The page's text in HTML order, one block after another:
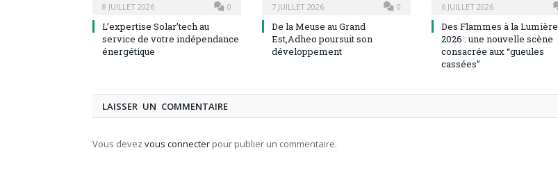
8 JUILLET 2026 0
L’expertise Solar’tech au
service de votre indépendance
énergétique
7 JUILLET 2026 0
De la Meuse au Grand
Est,Adheo poursuit son
développement
6 JUILLET 2026
Des Flammes à la Lumière
2026 : une nouvelle scène
consacrée aux “gueules
cassées”
LAISSER UN COMMENTAIRE
Vous devez vous connecter pour publier un commentaire.